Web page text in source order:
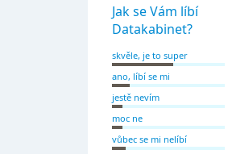
Jak se Vám líbí
Datakabinet?
skvěle, je to super
ano, líbí se mi
jestě nevím
moc ne
vůbec se mi nelíbí